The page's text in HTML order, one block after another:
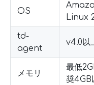
OS
Linux
td-
agent
v4.0以
メモリ
最低
奨4GB